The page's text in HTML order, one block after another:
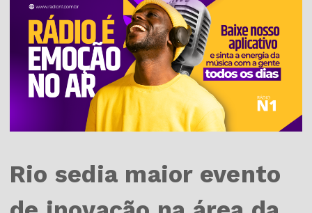
Rio sedia maior evento